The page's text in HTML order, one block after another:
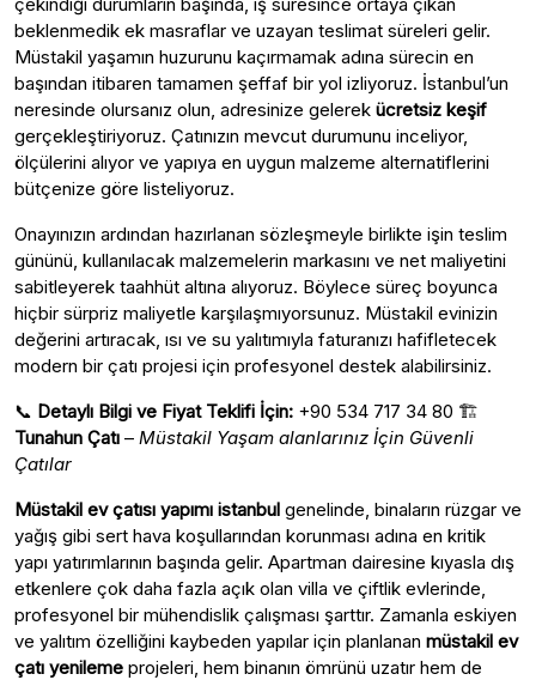
beklenmedik ek masraflar ve uzayan teslimat süreleri gelir.
Müstakil yaşamın huzurunu kaçırmamak adına sürecin en
başından itibaren tamamen şeffaf bir yol izliyoruz. İstanbul’un
neresinde olursanız olun, adresinize gelerek ücretsiz keşif
gerçekleştiriyoruz. Çatınızın mevcut durumunu inceliyor,
ölçülerini alıyor ve yapıya en uygun malzeme alternatiflerini
bütçenize göre listeliyoruz.
Onayınızın ardından hazırlanan sözleşmeyle birlikte işin teslim
gününü, kullanılacak malzemelerin markasını ve net maliyetini
sabitleyerek taahhüt altına alıyoruz. Böylece süreç boyunca
hiçbir sürpriz maliyetle karşılaşmıyorsunuz. Müstakil evinizin
değerini artıracak, ısı ve su yalıtımıyla faturanızı hafifletecek
modern bir çatı projesi için profesyonel destek alabilirsiniz.
📞 Detaylı Bilgi ve Fiyat Teklifi İçin: +90 534 717 34 80 🏗️
Tunahun Çatı – Müstakil Yaşam alanlarınız İçin Güvenli
Çatılar
Müstakil ev çatısı yapımı istanbul genelinde, binaların rüzgar ve
yağış gibi sert hava koşullarından korunması adına en kritik
yapı yatırımlarının başında gelir. Apartman dairesine kıyasla dış
etkenlere çok daha fazla açık olan villa ve çiftlik evlerinde,
profesyonel bir mühendislik çalışması şarttır. Zamanla eskiyen
ve yalıtım özelliğini kaybeden yapılar için planlanan müstakil ev
çatı yenileme projeleri, hem binanın ömrünü uzatır hem de